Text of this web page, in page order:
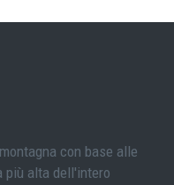
con base alle
più alta dell'intero